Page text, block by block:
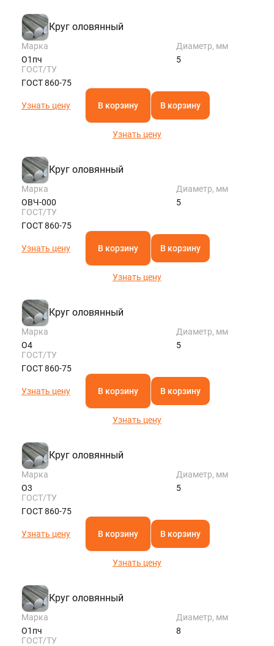
Круг оловянный
Марка
О1пч
Диаметр, мм
5
ГОСТ/ТУ
ГОСТ 860-75
Узнать цену В корзину В корзину
Узнать цену
Круг оловянный
Марка
ОВЧ-000
Диаметр, мм
5
ГОСТ/ТУ
ГОСТ 860-75
Узнать цену В корзину В корзину
Узнать цену
Круг оловянный
Марка
О4
Диаметр, мм
5
ГОСТ/ТУ
ГОСТ 860-75
Узнать цену В корзину В корзину
Узнать цену
Круг оловянный
Марка
О3
Диаметр, мм
5
ГОСТ/ТУ
ГОСТ 860-75
Узнать цену В корзину В корзину
Узнать цену
Круг оловянный
Марка
О1пч
Диаметр, мм
8
ГОСТ/ТУ